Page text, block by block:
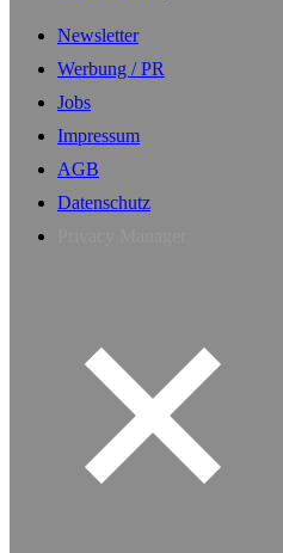
Newsletter
Werbung / PR
Jobs
Impressum
AGB
Datenschutz